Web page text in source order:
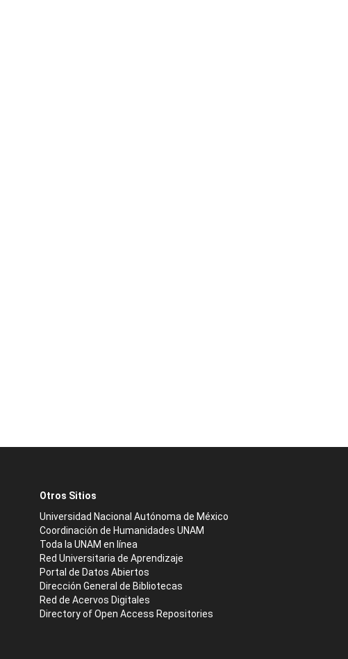
Otros Sitios
Universidad Nacional Autónoma de México
Coordinación de Humanidades UNAM
Toda la UNAM en línea
Red Universitaria de Aprendizaje
Portal de Datos Abiertos
Dirección General de Bibliotecas
Red de Acervos Digitales
Directory of Open Access Repositories